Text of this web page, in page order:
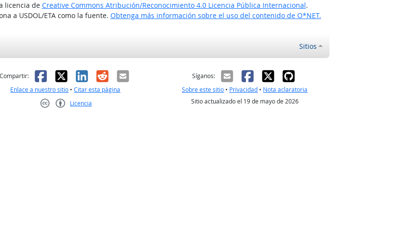
licencia de Creative Commons Atribución/Reconocimiento 4.0 Licencia Pública Internacional.
a USDOL/ETA como la fuente. Obtenga más información sobre el uso del contenido de O*NET.
Sitios
Compartir: Facebook
X LinkedIn
RedditCorreo electrónico
Enlace a nuestro sitio •Citar esta página
Licencia
Síganos:
Sobre este sitio • Privacidad • Nota aclaratoria
Sitio actualizado el 19 de mayo de 2026